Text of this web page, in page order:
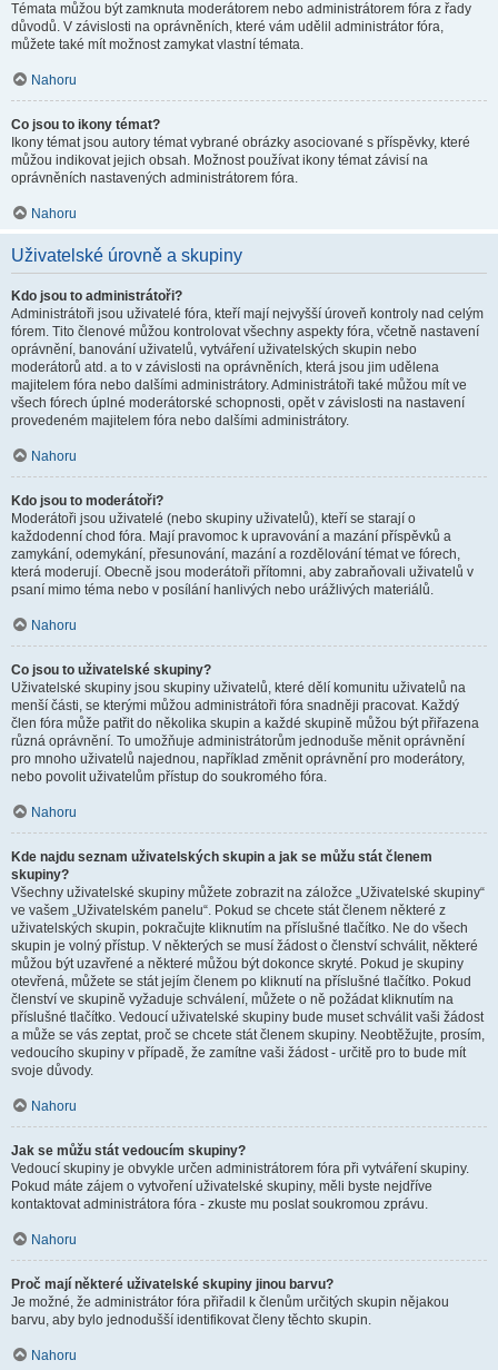
Témata můžou být zamknuta moderátorem nebo administrátorem fóra z řady
důvodů. V závislosti na oprávněních, které vám udělil administrátor fóra,
můžete také mít možnost zamykat vlastní témata.
Nahoru
Co jsou to ikony témat?
Ikony témat jsou autory témat vybrané obrázky asociované s příspěvky, které
můžou indikovat jejich obsah. Možnost používat ikony témat závisí na
oprávněních nastavených administrátorem fóra.
Nahoru
Uživatelské úrovně a skupiny
Kdo jsou to administrátoři?
Administrátoři jsou uživatelé fóra, kteří mají nejvyšší úroveň kontroly nad celým
fórem. Tito členové můžou kontrolovat všechny aspekty fóra, včetně nastavení
oprávnění, banování uživatelů, vytváření uživatelských skupin nebo
moderátorů atd. a to v závislosti na oprávněních, která jsou jim udělena
majitelem fóra nebo dalšími administrátory. Administrátoři také můžou mít ve
všech fórech úplné moderátorské schopnosti, opět v závislosti na nastavení
provedeném majitelem fóra nebo dalšími administrátory.
Nahoru
Kdo jsou to moderátoři?
Moderátoři jsou uživatelé (nebo skupiny uživatelů), kteří se starají o
každodenní chod fóra. Mají pravomoc k upravování a mazání příspěvků a
zamykání, odemykání, přesunování, mazání a rozdělování témat ve fórech,
která moderují. Obecně jsou moderátoři přítomni, aby zabraňovali uživatelů v
psaní mimo téma nebo v posílání hanlivých nebo urážlivých materiálů.
Nahoru
Co jsou to uživatelské skupiny?
Uživatelské skupiny jsou skupiny uživatelů, které dělí komunitu uživatelů na
menší části, se kterými můžou administrátoři fóra snadněji pracovat. Každý
člen fóra může patřit do několika skupin a každé skupině můžou být přiřazena
různá oprávnění. To umožňuje administrátorům jednoduše měnit oprávnění
pro mnoho uživatelů najednou, například změnit oprávnění pro moderátory,
nebo povolit uživatelům přístup do soukromého fóra.
Nahoru
Kde najdu seznam uživatelských skupin a jak se můžu stát členem
skupiny?
Všechny uživatelské skupiny můžete zobrazit na záložce „Uživatelské skupiny“
ve vašem „Uživatelském panelu“. Pokud se chcete stát členem některé z
uživatelských skupin, pokračujte kliknutím na příslušné tlačítko. Ne do všech
skupin je volný přístup. V některých se musí žádost o členství schválit, některé
můžou být uzavřené a některé můžou být dokonce skryté. Pokud je skupiny
otevřená, můžete se stát jejím členem po kliknutí na příslušné tlačítko. Pokud
členství ve skupině vyžaduje schválení, můžete o ně požádat kliknutím na
příslušné tlačítko. Vedoucí uživatelské skupiny bude muset schválit vaši žádost
a může se vás zeptat, proč se chcete stát členem skupiny. Neobtěžujte, prosím,
vedoucího skupiny v případě, že zamítne vaši žádost - určitě pro to bude mít
svoje důvody.
Nahoru
Jak se můžu stát vedoucím skupiny?
Vedoucí skupiny je obvykle určen administrátorem fóra při vytváření skupiny.
Pokud máte zájem o vytvoření uživatelské skupiny, měli byste nejdříve
kontaktovat administrátora fóra - zkuste mu poslat soukromou zprávu.
Nahoru
Proč mají některé uživatelské skupiny jinou barvu?
Je možné, že administrátor fóra přiřadil k členům určitých skupin nějakou
barvu, aby bylo jednodušší identifikovat členy těchto skupin.
Nahoru